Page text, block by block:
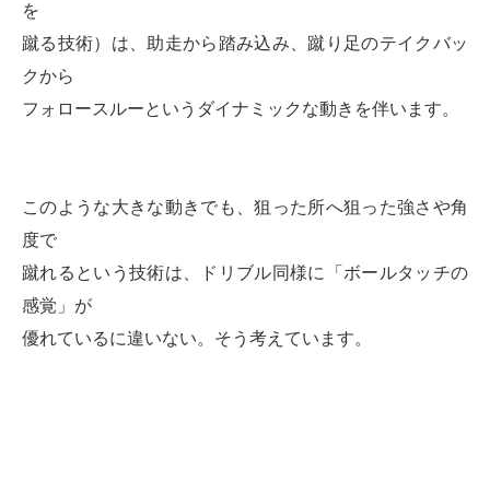
を
蹴る技術）は、助走から踏み込み、蹴り足のテイクバッ
クから
フォロースルーというダイナミックな動きを伴います。
このような大きな動きでも、狙った所へ狙った強さや角
度で
蹴れるという技術は、ドリブル同様に「ボールタッチの
感覚」が
優れているに違いない。そう考えています。